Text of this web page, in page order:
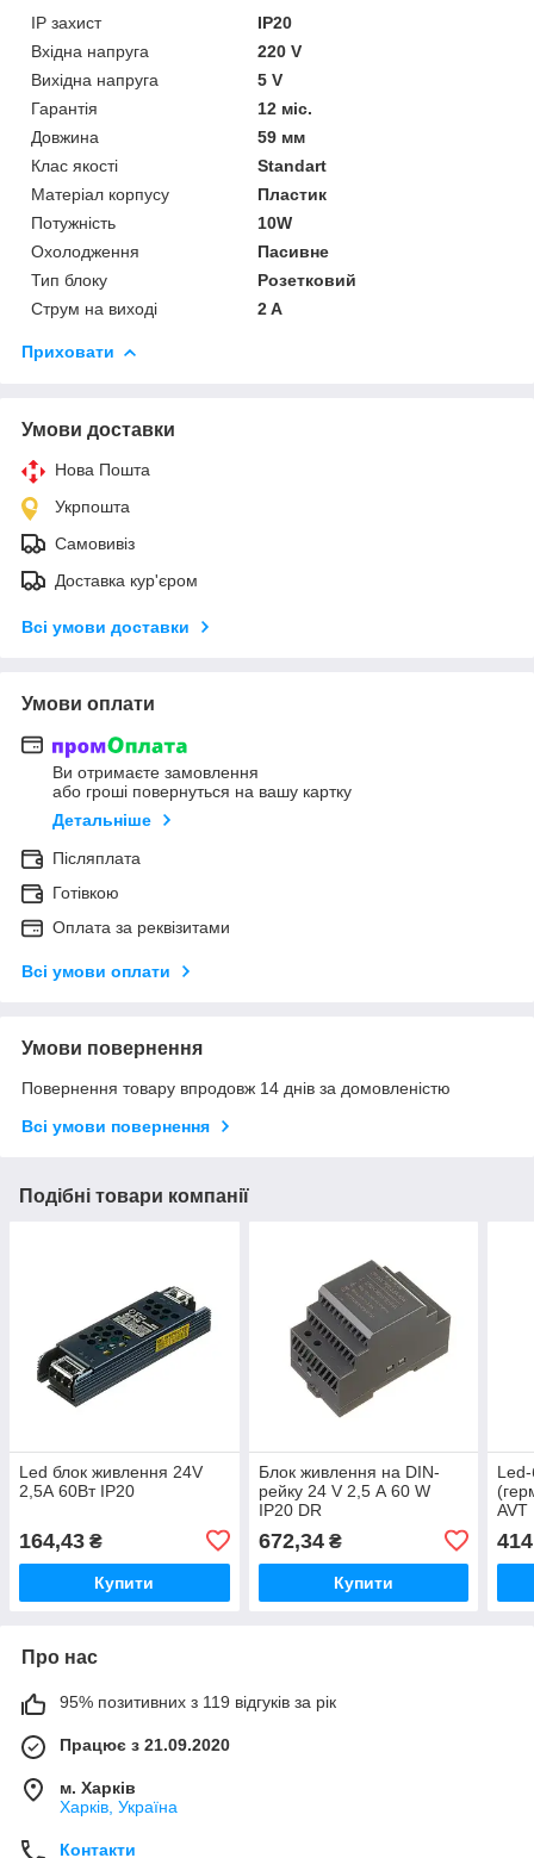
IP захист
IP20
Вхідна напруга
220 V
Вихідна напруга
5 V
Гарантія
12 міс.
Довжина
59 мм
Клас якості
Standart
Матеріал корпусу
Пластик
Потужність
10W
Охолодження
Пасивне
Тип блоку
Розетковий
Струм на виході
2 A
Приховати
Умови доставки
Нова Пошта
Укрпошта
Самовивіз
Доставка кур'єром
Всі умови доставки
Умови оплати
Ви отримаєте замовлення
або гроші повернуться на вашу картку
Детальніше
Післяплата
Готівкою
Оплата за реквізитами
Всі умови оплати
Умови повернення
Повернення товару впродовж 14 днів за домовленістю
Всі умови повернення
Подібні товари компанії
Led блок живлення 24V
2,5А 60Вт IP20
164,43 ₴
Купити
Блок живлення на DIN-
рейку 24 V 2,5 А 60 W
IP20 DR
672,34₴
Купити
AVT
Про нас
95% позитивних з 119 відгуків за рік
Працює з 21.09.2020
м. Харків
Харків, Україна
Контакти